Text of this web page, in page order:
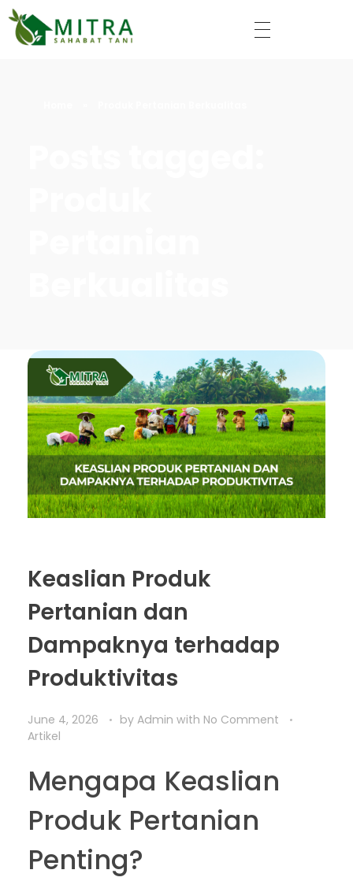
Keaslian Produk
Pertanian dan
Dampaknya terhadap
Produktivitas
June 4, 2026 by Admin with No Comment
Artikel
Mengapa Keaslian
Produk Pertanian
Penting?